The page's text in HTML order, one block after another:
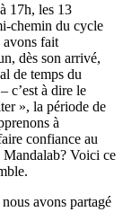
17h, les 13
chemin du cycle
avons fait
dès son arrivé,
de temps du
c’est à dire le
», la période de
à
confiance au
Mandalab? Voici ce
avons partagé